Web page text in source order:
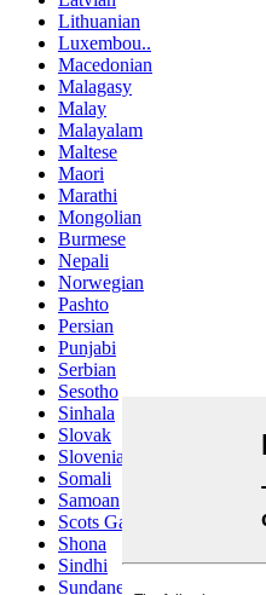
Lithuanian
Luxembou..
Macedonian
Malagasy
Malay
Malayalam
Maltese
Maori
Marathi
Mongolian
Burmese
Nepali
Norwegian
Pashto
Persian
Punjabi
Serbian
Sesotho
Sinhala
Slovak
Slovenian
Somali
Samoan
Scots Gaelic
Shona
Sindhi
Sundanese